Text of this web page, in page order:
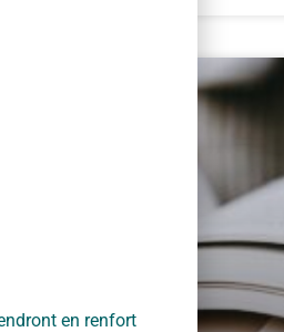
juillet
en renfort